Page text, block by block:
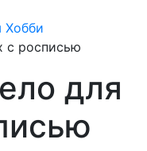
Хобби
с росписью
для